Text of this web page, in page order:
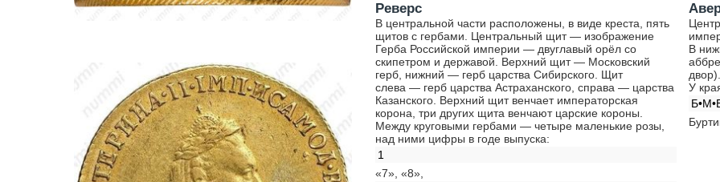
Реверс
В центральной части расположены, в виде креста, пять
щитов с гербами. Центральный щит — изображение
Герба Российской империи — двуглавый орёл со
скипетром и державой. Верхний щит — Московский
герб, нижний — герб царства Сибирского. Щит
слева — герб царства Астраханского, справа — царства
Казанского. Верхний щит венчает императорская
корона, три других щита венчают царские короны.
Между круговыми гербами — четыре маленькие розы,
над ними цифры в годе выпуска:
1
«7», «8»,
В
двор).
У